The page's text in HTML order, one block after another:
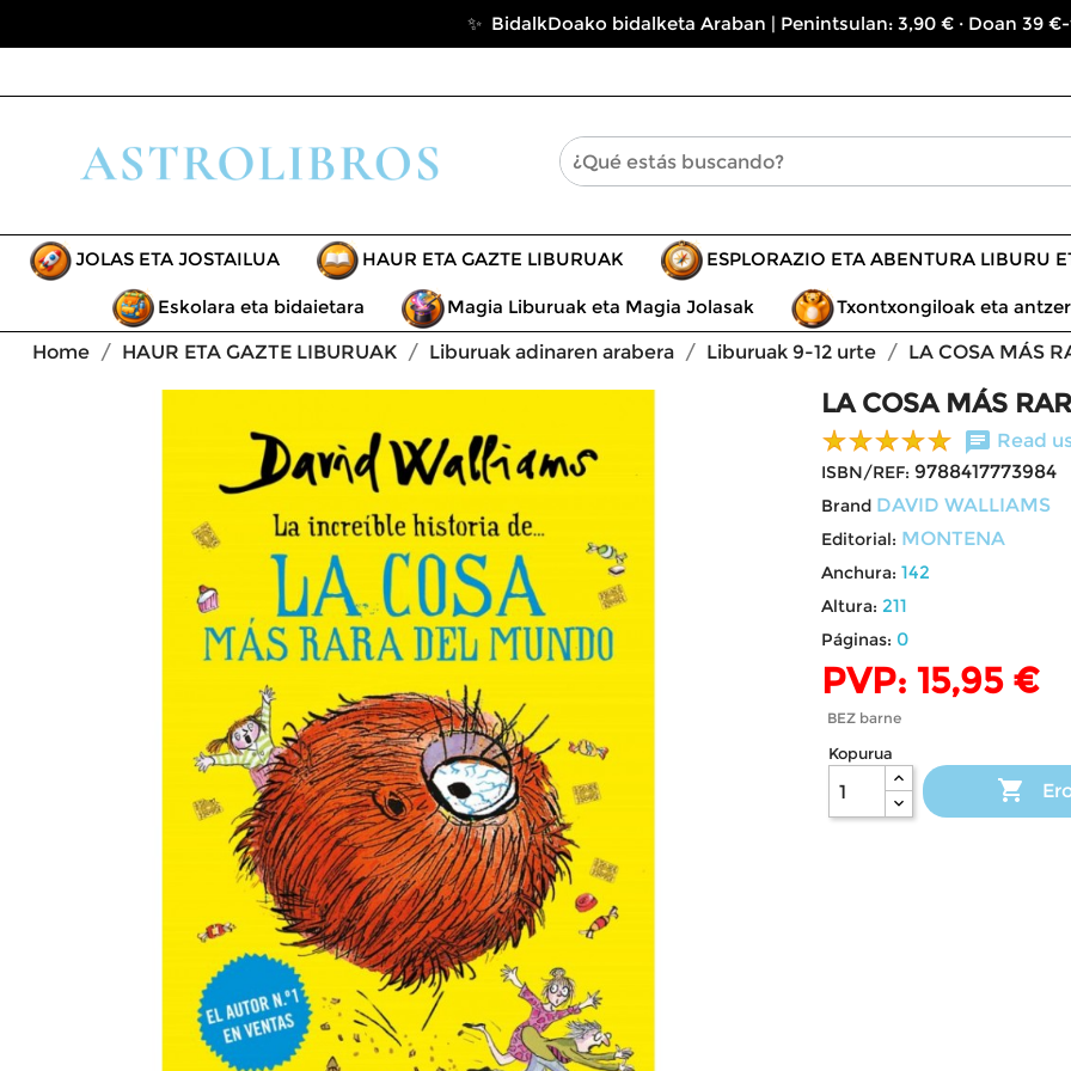
✨ BidalkDoako bidalketa Araban | Penintsulan: 3,90 € · Doan 39
JOLAS ETA JOSTAILUA HAUR ETA GAZTE LIBURUAK ESPLORAZIO ETA ABENTURA LIBURU
Eskolara eta bidaietara Magia Liburuak eta Magia Jolasak Txontxongiloak eta
Home
HAUR ETA GAZTE LIBURUAK Liburuak adinaren arabera Liburuak 9-12 urte LA COSA MÁS
LA COSA MÁS
chat Read
ISBN/REF: 9788417773984
Brand DAVID WALLIAMS
Editorial: MONTENA
Anchura: 142
Altura: 211
Páginas: 0
PVP: 15,95 €
BEZ barne
Kopurua
